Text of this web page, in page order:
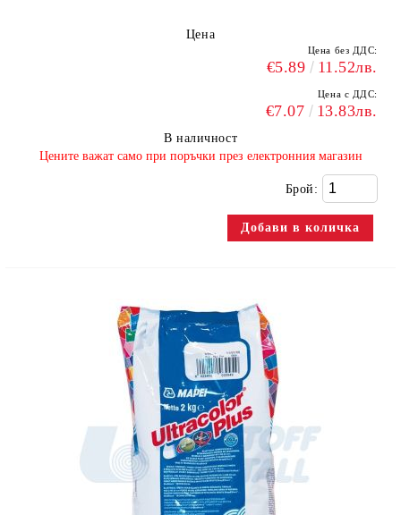
Цена
Цена без ДДС:
€5.89 11.52лв.
Цена с ДДС:
€7.07 13.83лв.
В наличност
​Цените важат само при поръчки през електронния магазин
Брой: